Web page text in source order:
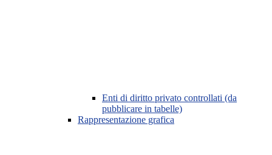
Enti di diritto privato controllati (da
pubblicare in tabelle)
Rappresentazione grafica